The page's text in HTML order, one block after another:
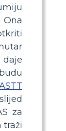
za
traži